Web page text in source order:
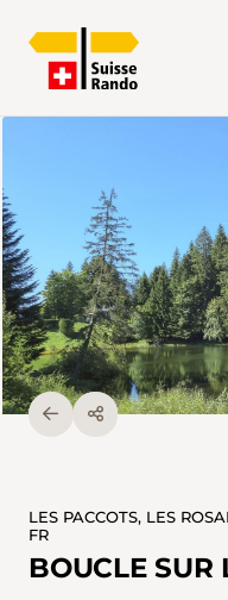
LES PACCOTS, LES
FR
BOUCLE SUR